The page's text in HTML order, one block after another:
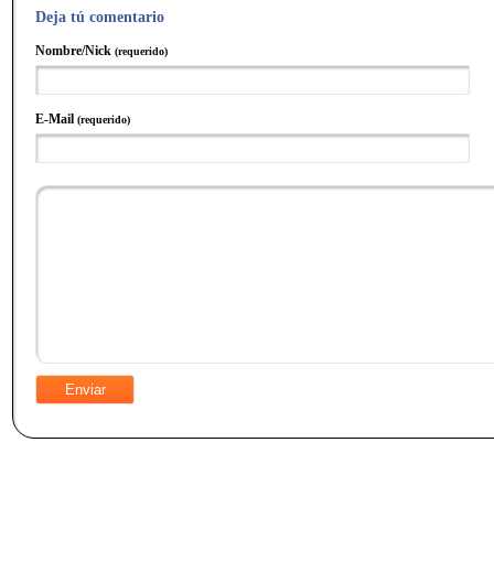
Deja tú comentario
Nombre/Nick (requerido)
E-Mail (requerido)